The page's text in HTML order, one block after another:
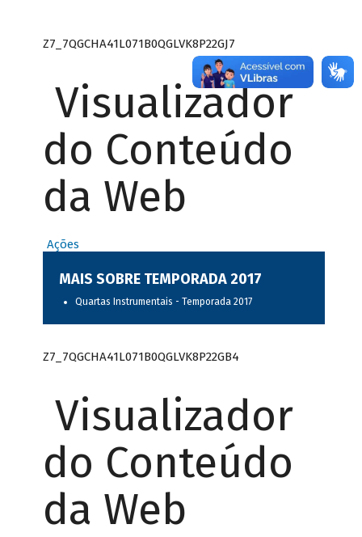
Z7_7QGCHA41L071B0QGLVK8P22GJ7
Visualizador
do Conteúdo
da Web
Ações
MAIS SOBRE TEMPORADA 2017
Quartas Instrumentais - Temporada 2017
Z7_7QGCHA41L071B0QGLVK8P22GB4
Visualizador
do Conteúdo
da Web